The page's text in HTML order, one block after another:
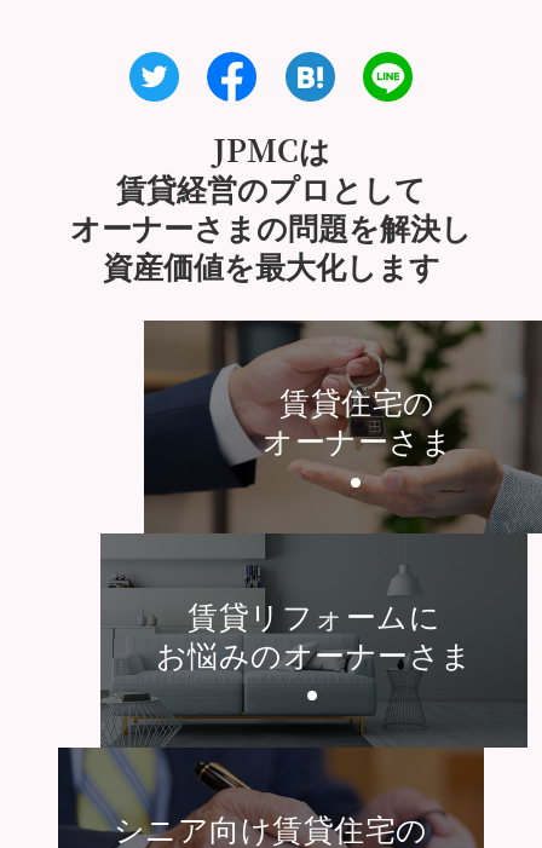
JPMCは
賃貸経営のプロとして
オーナーさまの問題を解決し
資産価値を最大化します
賃貸住宅の
オーナーさま
賃貸リフォームに
お悩みのオーナーさま
シニア向け賃貸住宅の